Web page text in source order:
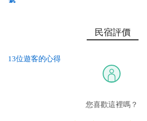
彰化銀行-恆春分行 代號：009 帳號：
您也可以利用這幾個常用的網路ATM匯款
民宿評價
13位遊客的心得
您喜歡這裡嗎？